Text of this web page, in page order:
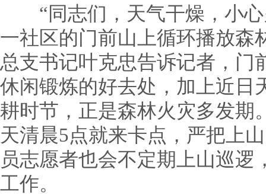
“同志们，天气干燥，小心
一社区的门前山上循环播放森
总支书记叶克忠告诉记者，门
休闲锻炼的好去处，加上近日
耕时节，正是森林火灾多发期
天清晨5点就来卡点，严把上
员志愿者也会不定期上山巡逻
工作。